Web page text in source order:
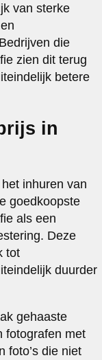
van sterke
die
zien dit terug
betere
in
inhuren van
goedkoopste
als een
Deze
tot
duurder
gehaaste
fotografen met
foto’s die niet